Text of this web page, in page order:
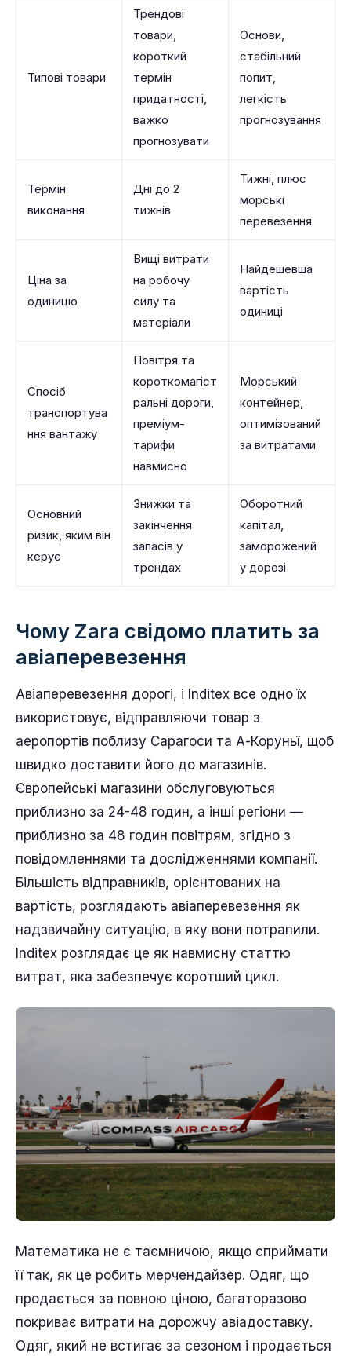
Типові товари
Трендові
товари,
короткий
термін
придатності,
важко
прогнозувати
Основи,
стабільний
попит,
легкість
прогнозування
Термін
виконання
Дні до 2
тижнів
Тижні, плюс
морські
перевезення
Ціна за
одиницю
Вищі витрати
на робочу
силу та
матеріали
Найдешевша
вартість
одиниці
Спосіб
транспортува
ння вантажу
Повітря та
короткомагіст
ральні дороги,
преміум-
тарифи
навмисно
Морський
контейнер,
оптимізований
за витратами
Основний
ризик, яким він
керує
Знижки та
закінчення
запасів у
трендах
Оборотний
капітал,
заморожений
у дорозі
Чому Zara свідомо платить за
авіаперевезення
Авіаперевезення дорогі, і Inditex все одно їх
використовує, відправляючи товар з
аеропортів поблизу Сарагоси та А-Коруньї, щоб
швидко доставити його до магазинів.
Європейські магазини обслуговуються
приблизно за 24-48 годин, а інші регіони —
приблизно за 48 годин повітрям, згідно з
повідомленнями та дослідженнями компанії.
Більшість відправників, орієнтованих на
вартість, розглядають авіаперевезення як
надзвичайну ситуацію, в яку вони потрапили.
Inditex розглядає це як навмисну статтю
витрат, яка забезпечує коротший цикл.
Математика не є таємничою, якщо сприймати
її так, як це робить мерчендайзер. Одяг, що
продається за повною ціною, багаторазово
покриває витрати на дорожчу авіадоставку.
Одяг, який не встигає за сезоном і продається